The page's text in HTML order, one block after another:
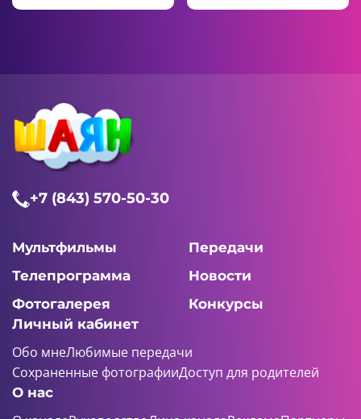
+7 (843) 570-50-30
Мультфильмы
Передачи
Телепрограмма
Новости
Фотогалерея
Конкурсы
Личный кабинет
Обо мнеЛюбимые передачи
Сохраненные фотографииДоступ для родителей
О нас